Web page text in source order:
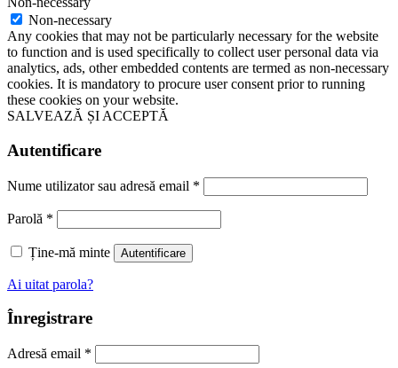
Non-necessary
Any cookies that may not be particularly necessary for the website
to function and is used specifically to collect user personal data via
analytics, ads, other embedded contents are termed as non-necessary
cookies. It is mandatory to procure user consent prior to running
these cookies on your website.
SALVEAZĂ ȘI ACCEPTĂ
Autentificare
Nume utilizator sau adresă email *
Parolă *
Ține-mă minte Autentificare
Ai uitat parola?
Înregistrare
Adresă email *